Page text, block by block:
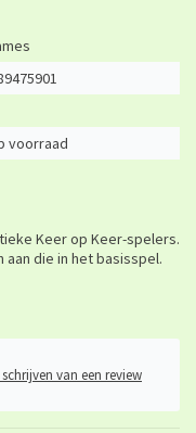
voorraad
Keer op Keer-spelers.
die in het basisspel.
van een review